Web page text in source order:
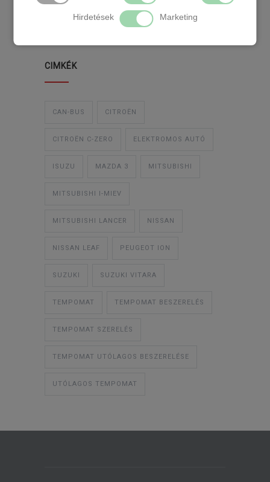
Hirdetések Marketing
UTÓLAGOS TEMPOMAT
CIMKÉK
CAN-BUS CITROËN
CITROËN C-ZERO ELEKTROMOS AUTÓ
ISUZU MAZDA 3 MITSUBISHI
MITSUBISHI I-MIEV
MITSUBISHI LANCER NISSAN
NISSAN LEAF PEUGEOT ION
SUZUKI SUZUKI VITARA
TEMPOMAT TEMPOMAT BESZERELÉS
TEMPOMAT SZERELÉS
TEMPOMAT UTÓLAGOS BESZERELÉSE
UTÓLAGOS TEMPOMAT